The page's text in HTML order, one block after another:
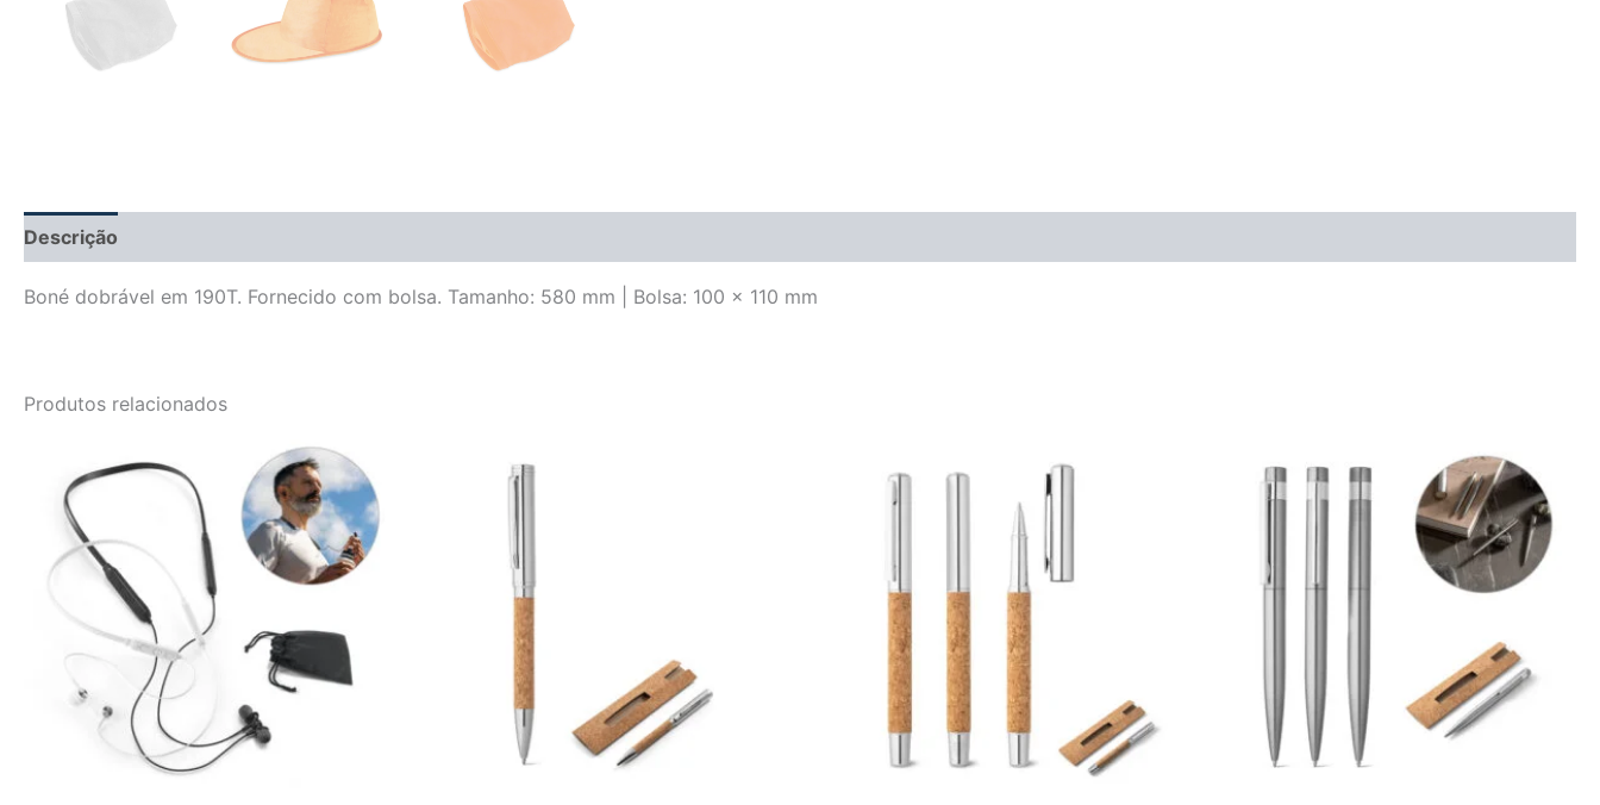
Descrição
Boné dobrável em 190T. Fornecido com bolsa. Tamanho: 580 mm | Bolsa: 100 x 110 mm
Produtos relacionados